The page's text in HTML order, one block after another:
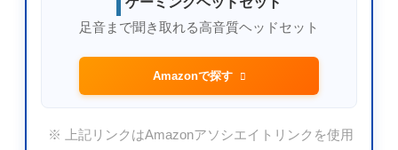
足音まで聞き取れる高音質ヘッドセット
Amazonで探す
※ 上記リンクはAmazonアソシエイトリンクを使用